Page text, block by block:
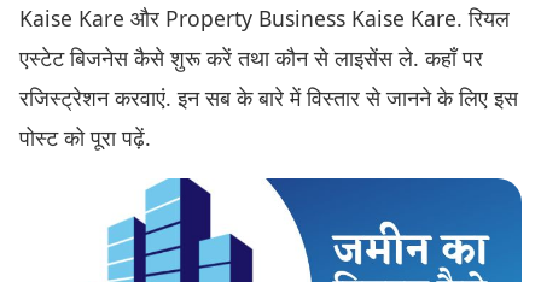
Kaise Kare और Property Business Kaise Kare. रियल
एस्टेट बिजनेस कैसे शुरू करें तथा कौन से लाइसेंस ले. कहाँ पर
रजिस्ट्रेशन करवाएं. इन सब के बारे में विस्तार से जानने के लिए इस
पोस्ट को पूरा पढ़ें.